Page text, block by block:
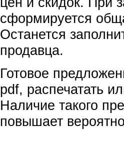
сформируется
Останется
продавца.
Готовое
pdf, распечатать
Наличие такого
повышает